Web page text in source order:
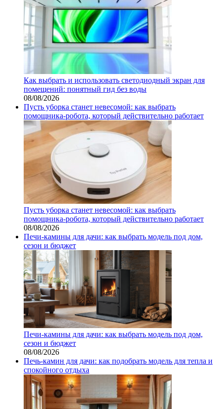
Как выбрать и использовать светодиодный экран для
помещений: понятный гид без воды
08/08/2026
Пусть уборка станет невесомой: как выбрать
помощника‑робота, который действительно работает
Пусть уборка станет невесомой: как выбрать
помощника‑робота, который действительно работает
08/08/2026
Печи-камины для дачи: как выбрать модель под дом,
сезон и бюджет
Печи-камины для дачи: как выбрать модель под дом,
сезон и бюджет
08/08/2026
Печь-камин для дачи: как подобрать модель для тепла и
спокойного отдыха